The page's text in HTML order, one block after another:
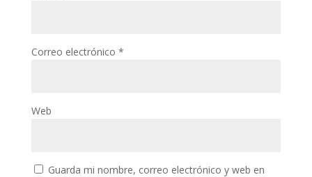
Correo electrónico *
Web
Guarda mi nombre, correo electrónico y web en